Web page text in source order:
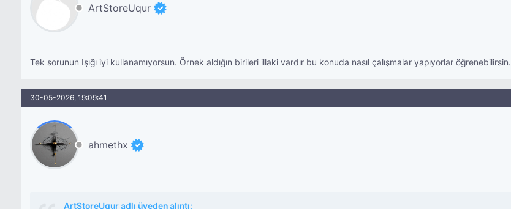
ArtStoreUqur
Tek sorunun Işığı iyi kullanamıyorsun. Örnek aldığın birileri illaki vardır bu konuda nasıl çalışmalar yapıyorlar öğrenebilirsin.
30-05-2026, 19:09:41
ahmethx
ArtStoreUqur adlı üyeden alıntı: